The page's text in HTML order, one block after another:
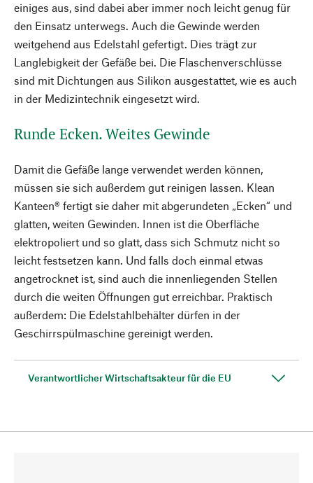
einiges aus, sind dabei aber immer noch leicht genug für
den Einsatz unterwegs. Auch die Gewinde werden
weitgehend aus Edelstahl gefertigt. Dies trägt zur
Langlebigkeit der Gefäße bei. Die Flaschenverschlüsse
sind mit Dichtungen aus Silikon ausgestattet, wie es auch
in der Medizintechnik eingesetzt wird.
Runde Ecken. Weites Gewinde
Damit die Gefäße lange verwendet werden können,
müssen sie sich außerdem gut reinigen lassen. Klean
Kanteen® fertigt sie daher mit abgerundeten „Ecken“ und
glatten, weiten Gewinden. Innen ist die Oberfläche
elektropoliert und so glatt, dass sich Schmutz nicht so
leicht festsetzen kann. Und falls doch einmal etwas
angetrocknet ist, sind auch die innenliegenden Stellen
durch die weiten Öffnungen gut erreichbar. Praktisch
außerdem: Die Edelstahlbehälter dürfen in der
Geschirrspülmaschine gereinigt werden.
Verantwortlicher Wirtschaftsakteur für die EU